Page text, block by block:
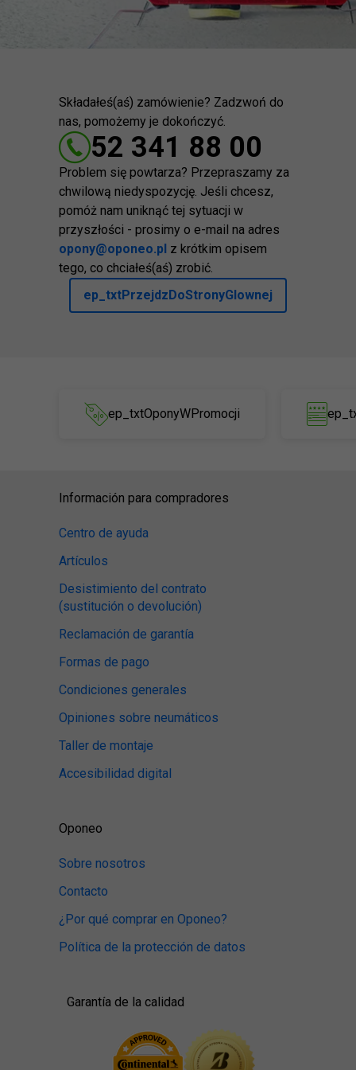
Składałeś(aś) zamówienie? Zadzwoń do
nas, pomożemy je dokończyć.
52 341 88 00
Problem się powtarza? Przepraszamy za
chwilową niedyspozycję. Jeśli chcesz,
pomóż nam uniknąć tej sytuacji w
przyszłości - prosimy o e-mail na adres
opony@oponeo.pl z krótkim opisem
tego, co chciałeś(aś) zrobić.
ep_txtPrzejdzDoStronyGlownej
ep_txtOponyWPromocji
Información para compradores
Centro de ayuda
Artículos
Desistimiento del contrato
(sustitución o devolución)
Reclamación de garantía
Formas de pago
Condiciones generales
Opiniones sobre neumáticos
Taller de montaje
Accesibilidad digital
Oponeo
Sobre nosotros
Contacto
¿Por qué comprar en Oponeo?
Política de la protección de datos
Garantía de la calidad